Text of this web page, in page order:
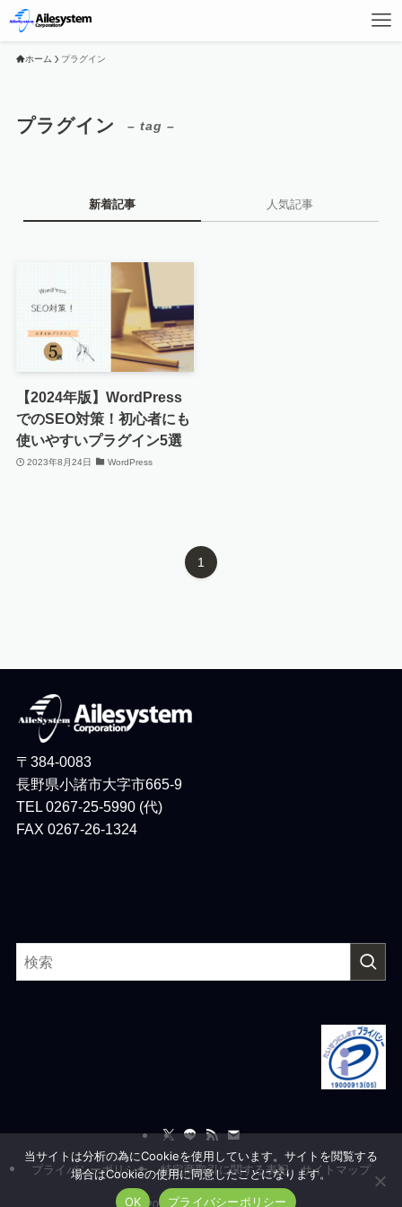
ホーム プラグイン
プラグイン – tag –
新着記事 人気記事
【2024年版】WordPress
でのSEO対策！初心者にも
使いやすいプラグイン5選
2023年8月24日 WordPress
1
〒384-0083
長野県小諸市大字市665-9
TEL 0267-25-5990 (代)
FAX 0267-26-1324
プライバシーポリシー 特定商取引に関する表記 サイトマップ
当サイトは分析の為にCookieを使用しています。サイトを閲覧する
場合はCookieの使用に同意したことになります。
OK
プライバシーポリシー